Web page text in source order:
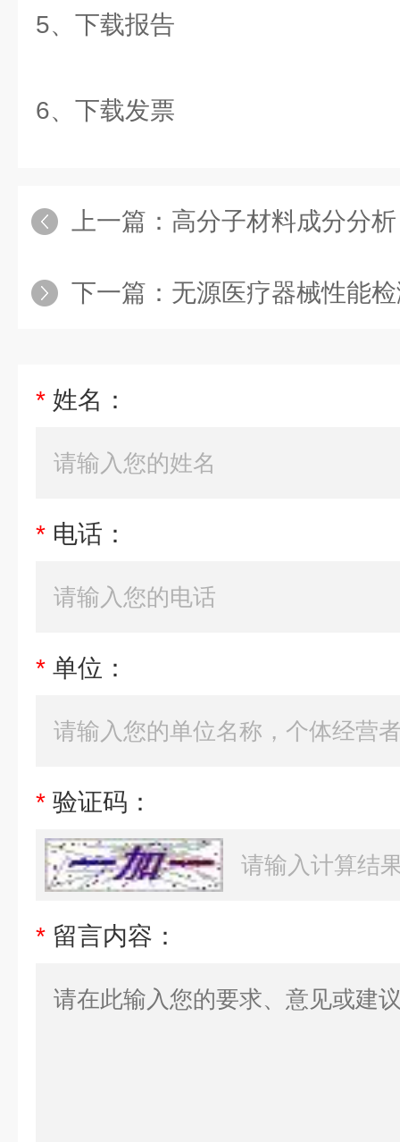
5、下载报告
6、下载发票
上一篇： 高分子材料成分分
下一篇： 无源医疗器械性能检
* 姓名：
* 电话：
* 单位：
* 验证码：
* 留言内容：